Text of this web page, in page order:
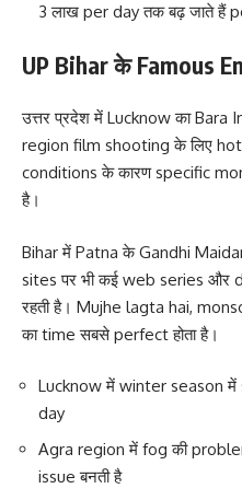
3 लाख per day तक बढ़ जाते हैं
UP Bihar के Famous
उत्तर प्रदेश में Lucknow का
region film shooting के लिए
conditions के कारण specific
है।
Bihar में Patna के Gandhi
sites पर भी कई web series और
रहती है। Mujhe lagta hai,
का time सबसे perfect होता है।
Lucknow में winter season
day
Agra region में fog की
issue बनती है